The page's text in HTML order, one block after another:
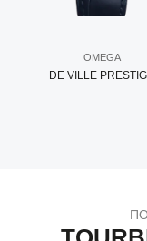
OMEGA
DE VILLE